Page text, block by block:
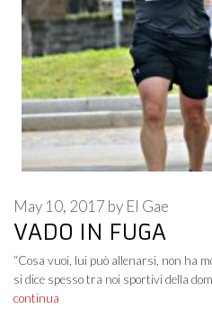
VADO IN FUGA
May 10, 2017 by El Gae
“Cosa vuoi, lui può allenarsi, non ha
si dice spesso tra noi sportivi della
continua